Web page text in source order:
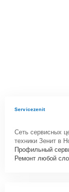
Servicezenit
Сеть сервисных
техники Зенит в
Профильный
Ремонт любой